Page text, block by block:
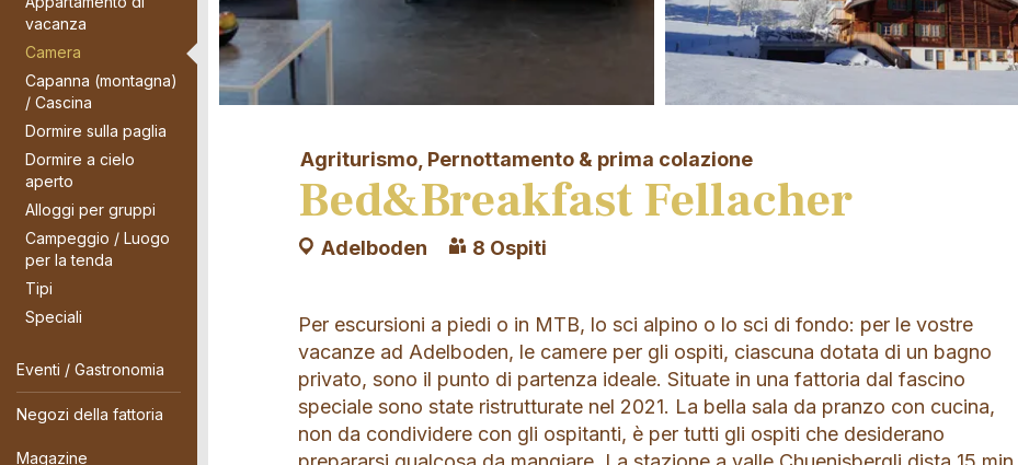
vacanza
Camera
Capanna (montagna)
/ Cascina
Dormire sulla paglia
Dormire a cielo
aperto
Alloggi per gruppi
Campeggio / Luogo
per la tenda
Tipi
Speciali
Eventi / Gastronomia
Negozi della fattoria
Magazine
Agriturismo, Pernottamento & prima colazione
Bed&Breakfast Fellacher
Adelboden 8 Ospiti
Per escursioni a piedi o in MTB, lo sci alpino o lo sci di fondo: per le vostre
vacanze ad Adelboden, le camere per gli ospiti, ciascuna dotata di un bagno
privato, sono il punto di partenza ideale. Situate in una fattoria dal fascino
speciale sono state ristrutturate nel 2021. La bella sala da pranzo con cucina,
non da condividere con gli ospitanti, è per tutti gli ospiti che desiderano